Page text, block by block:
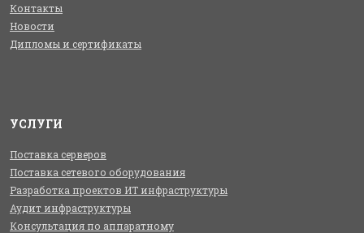
Контакты
Новости
Дипломы и сертификаты
УСЛУГИ
Поставка серверов
Поставка сетевого оборудования
Разработка проектов ИТ инфраструктуры
Аудит инфраструктуры
Консультация по аппаратному